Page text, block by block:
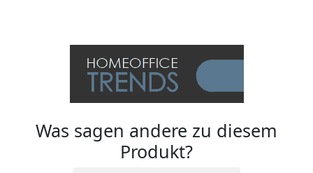
Was sagen andere zu diesem
Produkt?